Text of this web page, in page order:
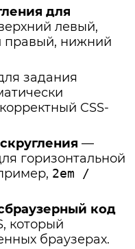
для
левый,
правый, нижний
задания
CSS-
—
горизонтальной
2em /
код
который
браузерах.